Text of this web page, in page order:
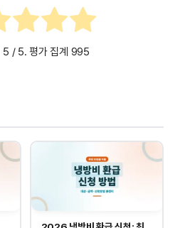
5 / 5. 평가 집계 995